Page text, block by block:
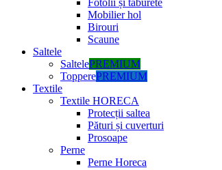
Fotolii și taburete
Mobilier hol
Birouri
Scaune
Saltele
SaltelePREMIUM
TopperePREMIUM
Textile
Textile HORECA
Protecții saltea
Pături și cuverturi
Prosoape
Perne
Perne Horeca